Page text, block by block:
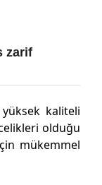
zarif
kaliteli
olduğu
mükemmel